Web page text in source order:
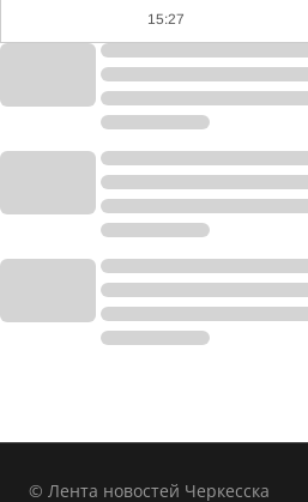
15:27
© Лента новостей Черкесска